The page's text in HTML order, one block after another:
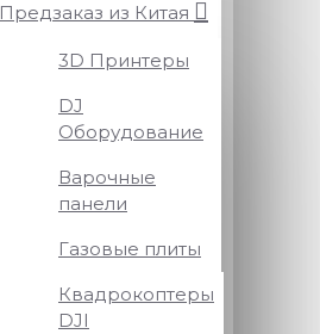
Предзаказ из Китая
3D Принтеры
DJ
Оборудование
Варочные
панели
Газовые плиты
Квадрокоптеры
DJI